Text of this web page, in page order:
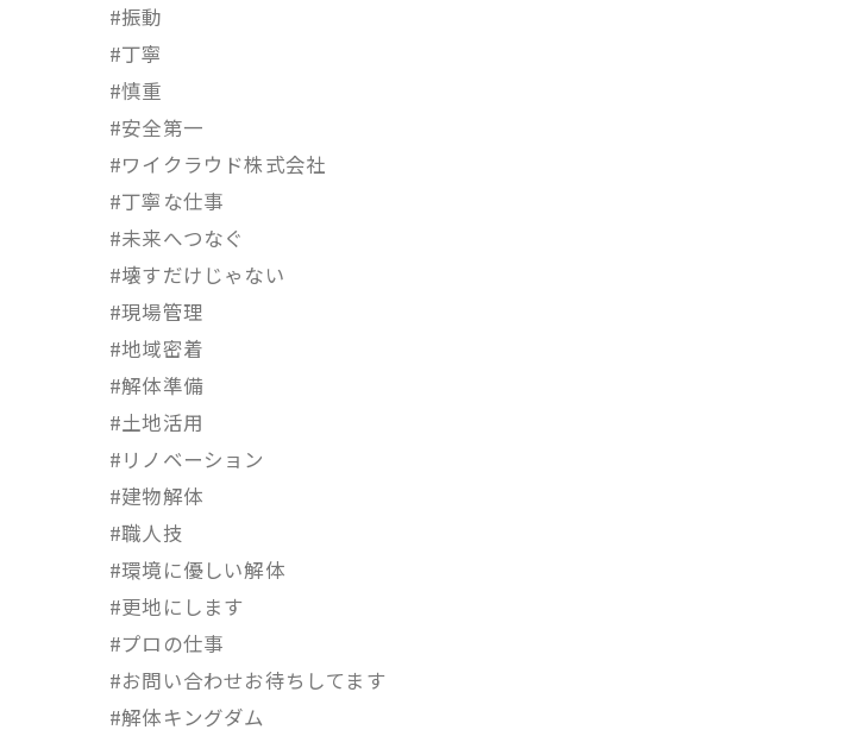
#振動
#丁寧
#慎重
#安全第一
#ワイクラウド株式会社
#丁寧な仕事
#未来へつなぐ
#壊すだけじゃない
#現場管理
#地域密着
#解体準備
#土地活用
#リノベーション
#建物解体
#職人技
#環境に優しい解体
#更地にします
#プロの仕事
#お問い合わせお待ちしてます
#解体キングダム